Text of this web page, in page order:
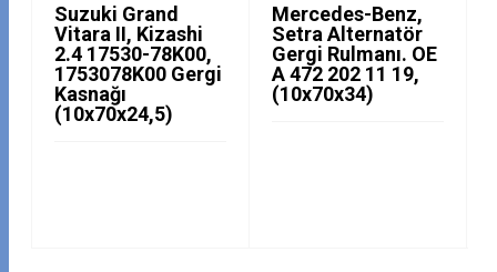
Suzuki Grand
Vitara II, Kizashi
2.4 17530-78K00,
1753078K00 Gergi
Kasnağı
(10x70x24,5)
Mercedes-Benz,
Setra Alternatör
Gergi Rulmanı. OE
A 472 202 11 19,
(10x70x34)